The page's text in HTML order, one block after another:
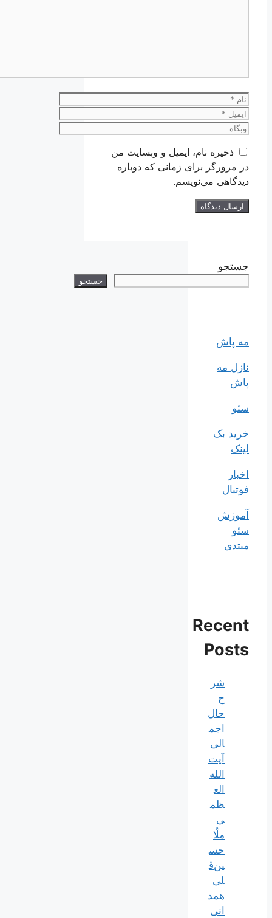
نام
ایمیل
وبگاه
ذخیره نام، ایمیل و وبسایت من
در مرورگر برای زمانی که دوباره
دیدگاهی می‌نویسم.
جستجو
جستجو
مه پاش
نازل مه
پاش
سئو
خرید بک
لینک
اخبار
فوتبال
آموزش
سئو
مبتدی
Recent
Posts
شر
ح
حال
اجم
الی
آیت‌
الله‌
الع
ظم
ی
ملّا
حس
ین‌ق
لی
همد
انی